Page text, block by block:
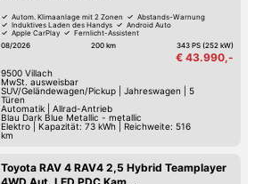
Autom. Klimaanlage mit 2 Zonen
Abstands-Warnung
Induktives Laden des Handys
Android Auto
Apple CarPlay
Fernlicht-Assistent
Verkehrszeichen-Erkennung
Spurwechsel-Assistent
08/2026 200 km 343 PS (252 kW)
€ 43.990,-
9500 Villach
MwSt. ausweisbar
SUV/Geländewagen/Pickup| Jahreswagen
5
Türen
Automatik| Allrad-Antrieb
Blau Dark Blue Metallic - metallic
Elektro
Kapazität: 73 kWh | Reichweite: 516
km
Toyota RAV 4 RAV4 2,5 Hybrid Teamplayer